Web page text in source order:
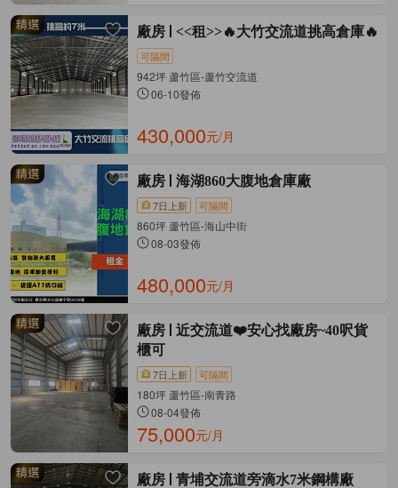
廠房 <<租>>🔥大竹交流道挑高倉庫🔥
可隔間
942坪 蘆竹區-蘆竹交流道
06-10發佈
430,000元/月
廠房 海湖860大腹地倉庫廠
7日上新 可隔間
860坪 蘆竹區-海山中街
08-03發佈
480,000元/月
廠房
近交流道❤️安心找廠房~40呎貨
櫃可
7日上新 可隔間
180坪 蘆竹區-南青路
08-04發佈
75,000元/月
廠房 青埔交流道旁滴水7米鋼構廠